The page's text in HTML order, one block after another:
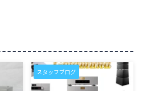
スタッフブログ